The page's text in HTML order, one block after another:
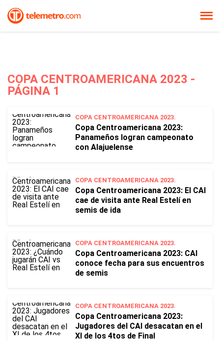
COPA CENTROAMERICANA 2023 -
PÁGINA 1
COPA CENTROAMERICANA 2023.
Copa Centroamericana 2023:
Panameños logran campeonato
con Alajuelense
COPA CENTROAMERICANA 2023.
Copa Centroamericana 2023: El CAI
cae de visita ante Real Estelí en
semis de ida
COPA CENTROAMERICANA 2023.
Copa Centroamericana 2023: CAI
conoce fecha para sus encuentros
de semis
COPA CENTROAMERICANA 2023.
Copa Centroamericana 2023:
Jugadores del CAI desacatan en el
XI de los 4tos de Final